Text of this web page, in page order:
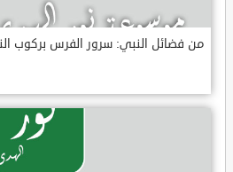
من فضائل النبي: سرور الفرس بركوب